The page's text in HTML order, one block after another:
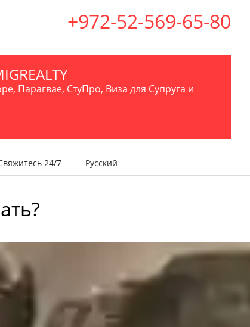
+972-52-569-65-80
Парагвае, СтуПро, Виза для Супруга и
24/7 Русский